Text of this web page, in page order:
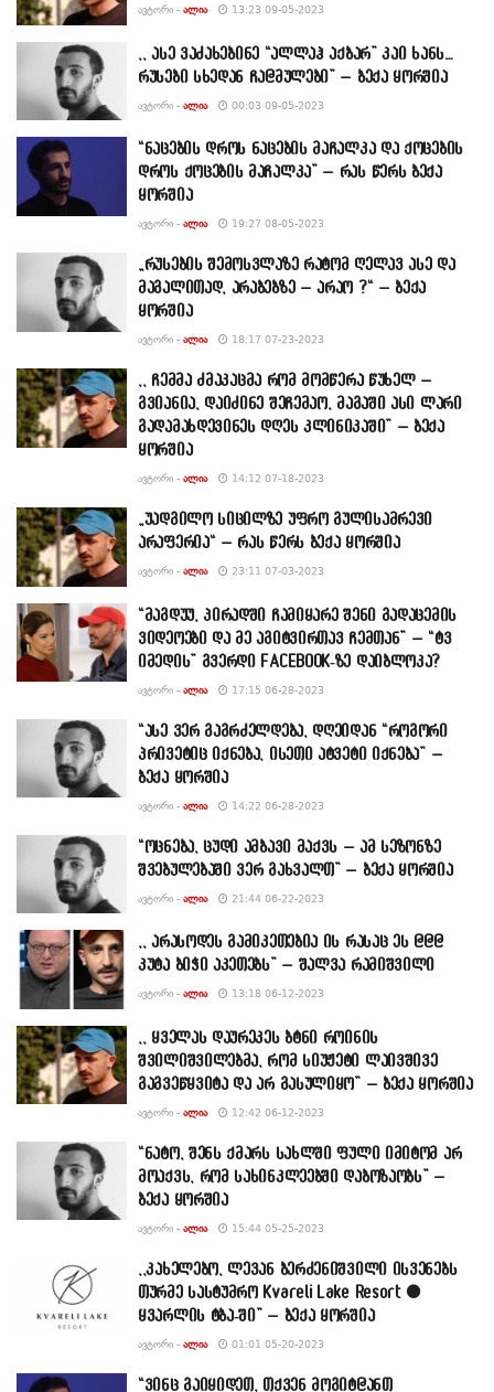
ᲐᲕᲢᲝᲠᲘ - ᲐᲚᲘᲐ 13:23 09-05-2023
,, ასე ვაძახებინე “ალლაჰ აქბარ” კაი ხანს…
რუსები სხედან ჩა@მულები” – ბექა ყორშია
ᲐᲕᲢᲝᲠᲘ - ᲐᲚᲘᲐ 00:03 09-05-2023
“ნაცების დროს ნაცების მაჩალკა და ქოცების
დროს ქოცების მაჩალკა” – რას წერს ბექა
ყორშია
ᲐᲕᲢᲝᲠᲘ - ᲐᲚᲘᲐ 19:27 08-05-2023
„რუსების შემოსვლაზე რატომ ღელავ ასე და
მაგალითად, არაბებზე – არაო ?“ – ბექა
ყორშია
ᲐᲕᲢᲝᲠᲘ - ᲐᲚᲘᲐ 18:17 07-23-2023
,, ჩემმა ძმაკაცმა რომ მომწერა წუხელ –
გვიანია, დაიძინე შეჩემაო, მაგაში ასი ლარი
გადამახდევინეს დღეს კლინიკაში” – ბექა
ყორშია
ᲐᲕᲢᲝᲠᲘ - ᲐᲚᲘᲐ 14:12 07-18-2023
„უადგილო სიცილზე უფრო გულისამრევი
არაფერია“ – რას წერს ბექა ყორშია
ᲐᲕᲢᲝᲠᲘ - ᲐᲚᲘᲐ 23:11 07-03-2023
“მაგდუუ, პირადში ჩამიყარე შენი გადაცემის
ვიდეოები და მე აგიტვირთავ ჩემთან” – “ტვ
იმედის” გვერდი FACEBOOK-ზე დაიბლოკა?
ᲐᲕᲢᲝᲠᲘ - ᲐᲚᲘᲐ 17:15 06-28-2023
“ასე ვერ გაგრძელდება, დღეიდან “როგორი
პრივეტიც იქნება, ისეთი ატვეტი იქნება” –
ბექა ყორშია
ᲐᲕᲢᲝᲠᲘ - ᲐᲚᲘᲐ 14:22 06-28-2023
“ოცნება, ცუდი ამბავი მაქვს – ამ სეზონზე
შვებულებაში ვერ გახვალთ” – ბექა ყორშია
ᲐᲕᲢᲝᲠᲘ - ᲐᲚᲘᲐ 21:44 06-22-2023
,, არასოდეს გამიკეთებია ის რასაც ეს @@@
კუტა ბიჭი აკეთებს” – შალვა რამიშვილი
ᲐᲕᲢᲝᲠᲘ - ᲐᲚᲘᲐ 13:18 06-12-2023
,, ყველას დაურეკეს ბტნი როინის
შვილიშვილებმა, რომ სიუჟეტი ლაივშივე
გაგვეწყვიტა და არ გასულიყო” – ბექა ყორშია
ᲐᲕᲢᲝᲠᲘ - ᲐᲚᲘᲐ 12:42 06-12-2023
“ნატო, შენს ქმარს სახლში ფული იმიტომ არ
მოაქვს, რომ სახინკლეებში დაბოზაობს” –
ბექა ყორშია
ᲐᲕᲢᲝᲠᲘ - ᲐᲚᲘᲐ 15:44 05-25-2023
,,კახელებო, ლევან ბერძენიშვილი ისვენებს
თურმე სასტუმრო Kvareli Lake Resort •
ყვარლის ტბა-ში” – ბექა ყორშია
ᲐᲕᲢᲝᲠᲘ - ᲐᲚᲘᲐ 01:01 05-20-2023
“ვინც გაიყიდეთ, თქვენ მოგიტ@ანთ